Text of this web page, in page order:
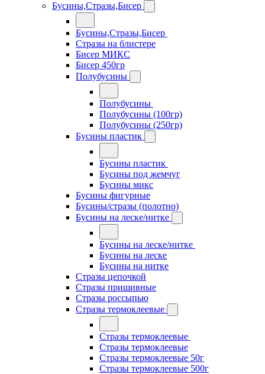
Бусины,Стразы,Бисер
Бусины,Стразы,Бисер
Стразы на блистере
Бисер МИКС
Бисер 450гр
Полубусины
Полубусины
Полубусины (100гр)
Полубусины (250гр)
Бусины пластик
Бусины пластик
Бусины под жемчуг
Бусины микс
Бусины фигурные
Бусины/стразы (полотно)
Бусины на леске/нитке
Бусины на леске/нитке
Бусины на леске
Бусины на нитке
Стразы цепочкой
Стразы пришивные
Стразы россыпью
Стразы термоклеевые
Стразы термоклеевые
Стразы термоклеевые
Стразы термоклеевые 50г
Стразы термоклеевые 500г